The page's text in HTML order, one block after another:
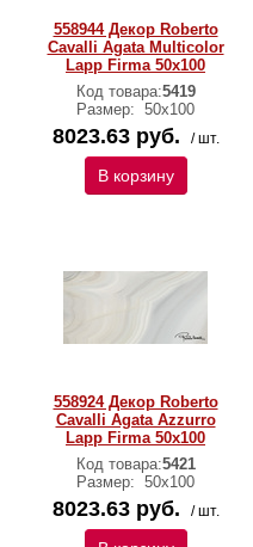
558944 Декор Roberto
Cavalli Agata Multicolor
Lapp Firma 50x100
Код товара:5419
Размер: 50х100
8023.63 руб. / шт.
В корзину
558924 Декор Roberto
Cavalli Agata Azzurro
Lapp Firma 50x100
Код товара:5421
Размер: 50х100
8023.63 руб. / шт.